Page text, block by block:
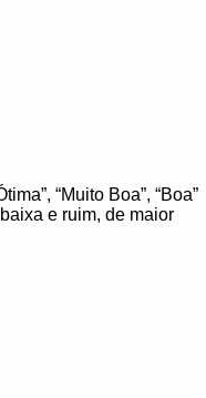
“Muito Boa”, “Boa”
e ruim, de maior